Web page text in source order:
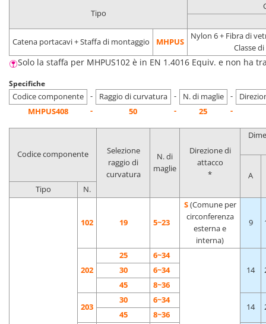
Tipo
Catena portacavi + Staffa di montaggio MHPUS
Nylon 6 + Fibra di
Classe
Solo la staffa per MHPUS102 è in EN 1.4016 Equiv. e non ha
Specifiche
Codice componente
- Raggio di curvatura - N. di maglie -
MHPUS408
- 50 - 25 -
Codice componente
Selezione
raggio di
curvatura
N. di
maglie
Direzione di
attacco
*
A
Tipo
N.
102 19 5~23
S(Comune per
circonferenza
esterna e
interna)
9
202
25 6~34
14
30
6~34
45
8~36
203
30 6~34
14
45 8~36